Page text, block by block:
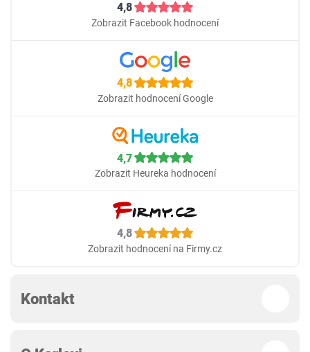
4,8
Zobrazit Facebook hodnocení
4,8
Zobrazit hodnocení Google
4,7
Zobrazit Heureka hodnocení
4,8
Zobrazit hodnocení na Firmy.cz
Kontakt